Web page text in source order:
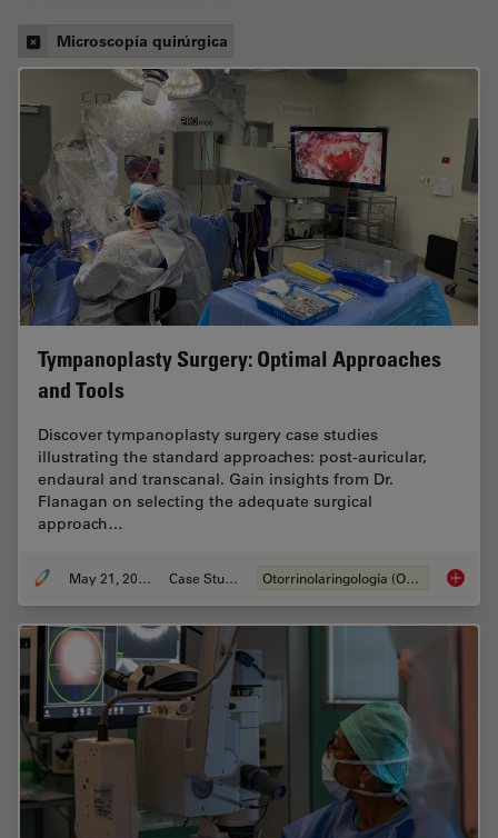
Microscopía quirúrgica
Tympanoplasty Surgery: Optimal Approaches
and Tools
Discover tympanoplasty surgery case studies
illustrating the standard approaches: post-auricular,
endaural and transcanal. Gain insights from Dr.
Flanagan on selecting the adequate surgical
approach…
May 21, 2024 Case Study Otorrinolaringología (ORL)